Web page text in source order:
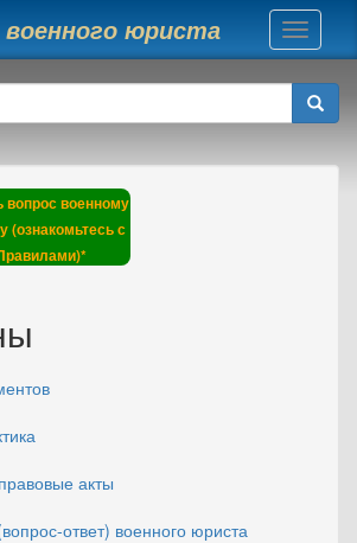
юриста
Toggle
вопрос военному
(ознакомьтесь с
акты
ответ) военного юриста